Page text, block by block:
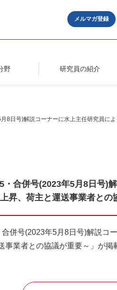
メルマガ登録
野 研究員の紹介
8日号)解説コーナーに水上主任研究員に
合併号(2023年5月8日号)
昇、荷主と運送事業者との
併号(2023年5月8日号)解説コ
業者との協議が重要～」が掲